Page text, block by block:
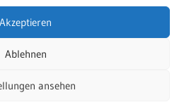
Akzeptieren
Ablehnen
ansehenCookie-Richtlinie